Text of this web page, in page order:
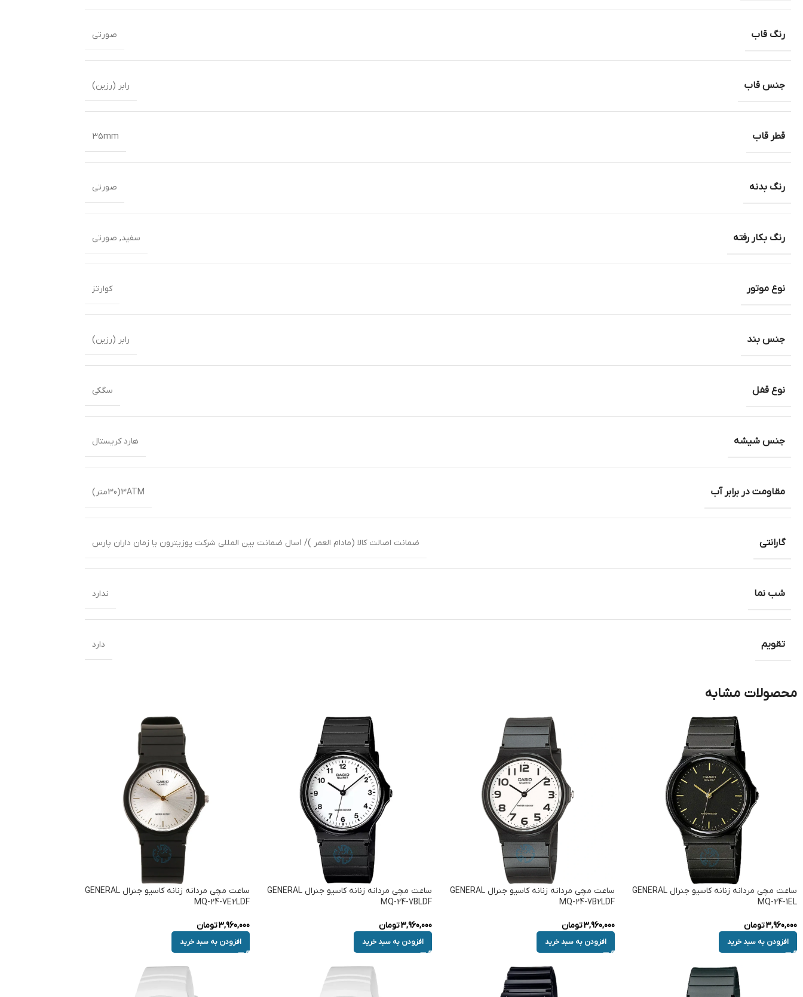
رنگ قاب صورتی
جنس قاب رابر (رزین)
قطر قاب 35mm
رنگ بدنه صورتی
رنگ بکار رفته سفید, صورتی
نوع موتور کوارتز
جنس بند رابر (رزین)
نوع قفل سگکی
جنس شیشه هارد کریستال
مقاومت در برابر آب 3ATM(30متر)
گارانتی ضمانت اصالت کالا (مادام العمر )/ 1سال ضمانت بین المللی شرکت پوزیترون یا زمان داران پارس
شب نما ندارد
تقویم دارد
محصولات مشابه
ساعت مچی مردانه زنانه کاسیو جنرال GENERAL
MQ-24-1EL
3,960,000تومان
افزودن به سبد خرید
ساعت مچی مردانه زنانه کاسیو جنرال GENERAL
MQ-24-7B2LDF
3,960,000تومان
افزودن به سبد خرید
ساعت مچی مردانه زنانه کاسیو جنرال GENERAL
MQ-24-7BLDF
3,960,000تومان
افزودن به سبد خرید
ساعت مچی مردانه زنانه کاسیو جنرال GENERAL
MQ-24-7E2LDF
3,960,000تومان
افزودن به سبد خرید